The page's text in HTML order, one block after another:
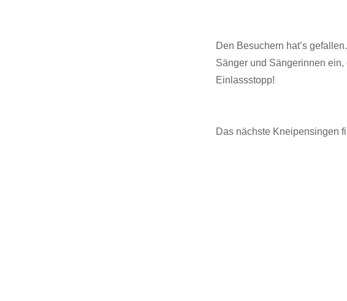
Den Besuchern hat’s
Sänger und Sängerinnen
Einlassstopp!
Das nächste Kneipensingen